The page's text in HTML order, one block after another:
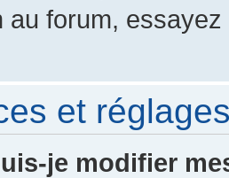
au forum,
et
je modifier